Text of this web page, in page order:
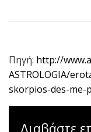
Πηγή: http://
ASTROLOGIA/
skorpios-des-me-
Διαβάστε